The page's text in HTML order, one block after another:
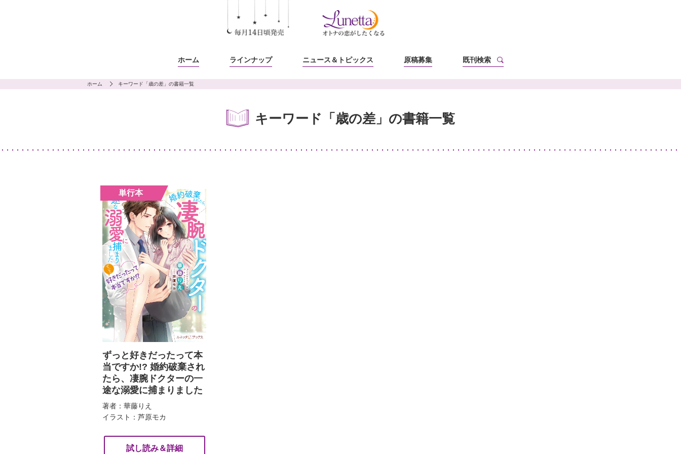
ホーム ラインナップ ニュース ＆トピックス 原稿募集 既刊検索
ホーム キーワード「歳の差」の書籍一覧
キーワード「歳の差」の書籍一覧
ずっと好きだったって本
当ですか!? 婚約破棄され
たら、凄腕ドクターの一
途な溺愛に捕まりました
著者：華藤りえ
イラスト：芦原モカ
試し読み＆詳細